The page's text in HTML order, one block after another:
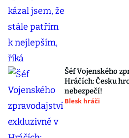
Šéf Vojenského
Hráčích: Česku
nebezpečí!
Blesk hráči